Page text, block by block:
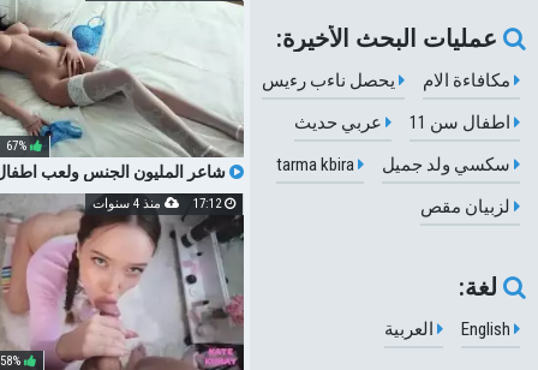
شاعر المليون الجنس ولعب
سن المراهقة مع الثدي الصغيرة
DEEPTHROAT
67%
58%
17:12 منذ 4 سنوات
عمليات البحث الأخيرة:
مكافاءة الام
يحصل ناءب رءيس
اطفال سن 11
عربي حديث
سكسي ولد جميل
لزبيان مقص
لغة:
العربية